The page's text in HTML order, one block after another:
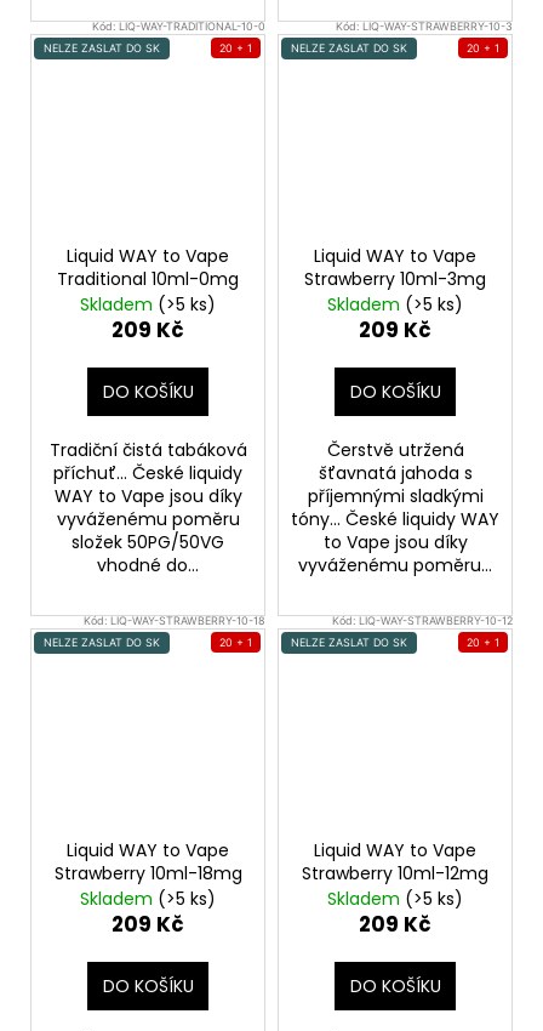
Kód:LIQ-WAY-TRADITIONAL-10-0
NELZE ZASLAT DO SK
20 + 1
Liquid WAY to Vape
Traditional 10ml-0mg
Skladem (>5 ks)
209 Kč
DO KOŠÍKU
Tradiční čistá tabáková
příchuť... České liquidy
WAY to Vape jsou díky
vyváženému poměru
složek 50PG/50VG
vhodné do...
Kód:LIQ-WAY-STRAWBERRY-10-3
NELZE ZASLAT DO SK
20 + 1
Liquid WAY to Vape
Strawberry 10ml-3mg
Skladem (>5 ks)
209 Kč
DO KOŠÍKU
Čerstvě utržená
šťavnatá jahoda s
příjemnými sladkými
tóny... České liquidy WAY
to Vape jsou díky
vyváženému poměru...
Kód:LIQ-WAY-STRAWBERRY-10-18
NELZE ZASLAT DO SK
20 + 1
Liquid WAY to Vape
Strawberry 10ml-18mg
Skladem (>5 ks)
209 Kč
DO KOŠÍKU
Kód:LIQ-WAY-STRAWBERRY-10-12
NELZE ZASLAT DO SK
20 + 1
Liquid WAY to Vape
Strawberry 10ml-12mg
Skladem (>5 ks)
209 Kč
DO KOŠÍKU